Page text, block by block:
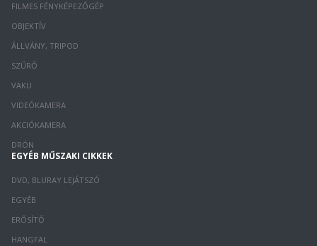
FILMES FÉNYKÉPEZŐGÉP
OBJEKTÍV
ÁLLVÁNY, TRIPOD
SZŰRŐ
VAKU
VIDEÓKAMERA
AKCIÓKAMERA
DRÓN
EGYÉB MŰSZAKI CIKKEK
DVD, BLURAY LEJÁTSZÓ
EGYÉB
ERŐSÍTŐ
HANGFAL